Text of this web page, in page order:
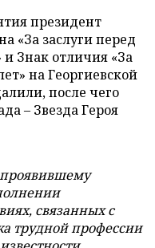
президент
«За заслуги перед
Знак отличия «За
на Георгиевской
после чего
– Звезда Героя
связанных с
трудной профессии